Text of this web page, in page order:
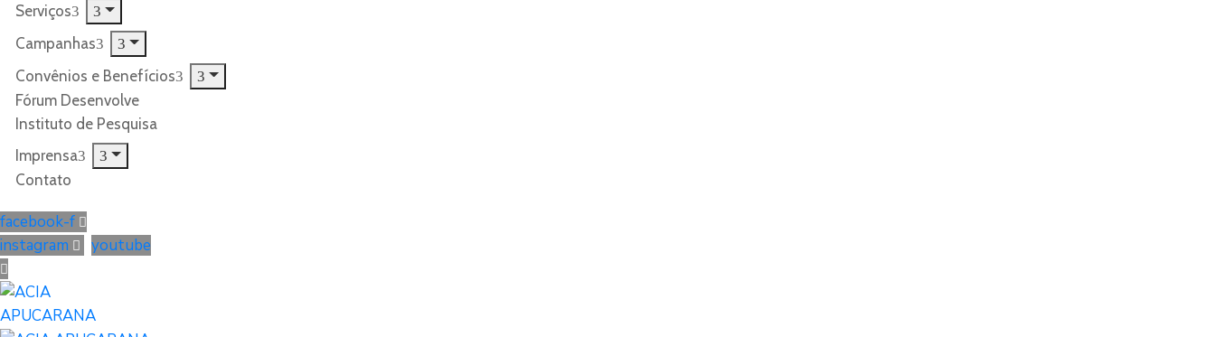
Serviços
Campanhas
Convênios e Benefícios
Fórum Desenvolve
Instituto de Pesquisa
Imprensa
Contato
facebook-f
instagram
youtube